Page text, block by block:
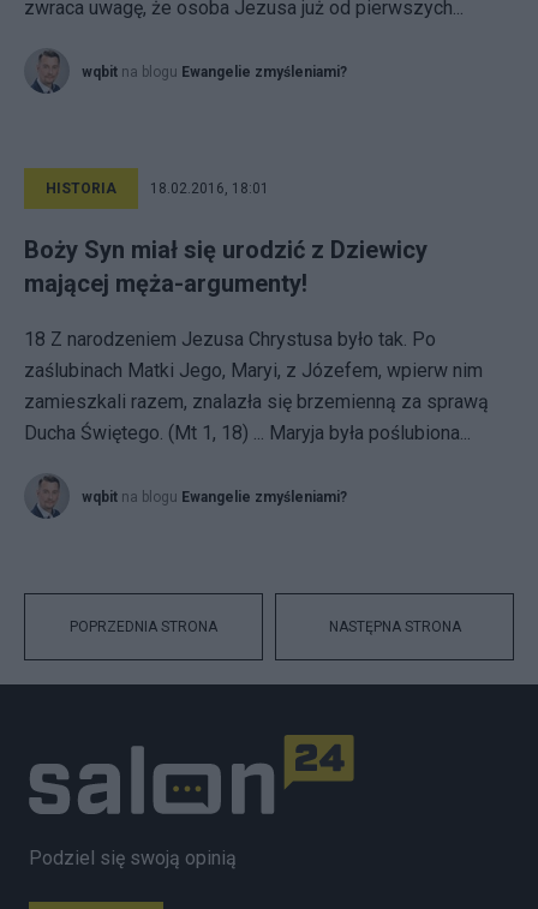
zwraca uwagę, że osoba Jezusa już od pierw­szych...
wqbit na blogu Ewangelie zmyśleniami?
HISTORIA 18.02.2016, 18:01
Boży Syn miał się urodzić z Dziewicy
mającej męża-argumenty!
18 Z narodzeniem Jezusa Chrystusa było tak. Po
zaślubinach Matki Jego, Maryi, z Józefem, wpierw nim
zamieszkali razem, znalazła się brzemienną za sprawą
Ducha Świętego. (Mt 1, 18) ... Maryja była poślubiona...
wqbit na blogu Ewangelie zmyśleniami?
POPRZEDNIA STRONA NASTĘPNA STRONA
Podziel się swoją opinią